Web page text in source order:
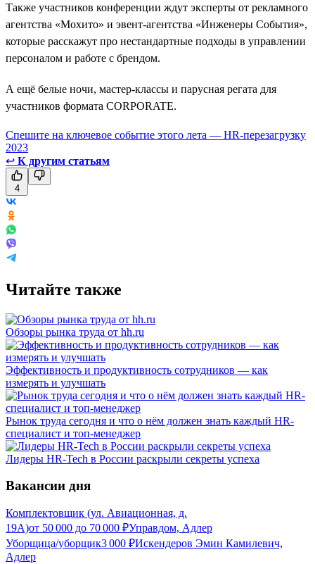
Также участников конференции ждут эксперты от рекламного
агентства «Мохито» и эвент-агентства «Инженеры События»,
которые расскажут про нестандартные подходы в управлении
персоналом и работе с брендом.
А ещё белые ночи, мастер-классы и парусная регата для
участников формата CORPORATE.
Спешите на ключевое событие этого лета — HR-перезагрузку
2023
↩ К другим статьям
4
Читайте также
Обзоры рынка труда от hh.ru
Эффективность и продуктивность сотрудников — как
измерять и улучшать
Рынок труда сегодня и что о нём должен знать каждый HR-
специалист и топ-менеджер
Лидеры HR-Tech в России раскрыли секреты успеха
Вакансии дня
Комплектовщик (ул. Авиационная, д.
19А)от 50 000 до 70 000 ₽Управдом, Адлер
Уборщица/уборщик3 000 ₽Искендеров Эмин Камилевич,
Адлер